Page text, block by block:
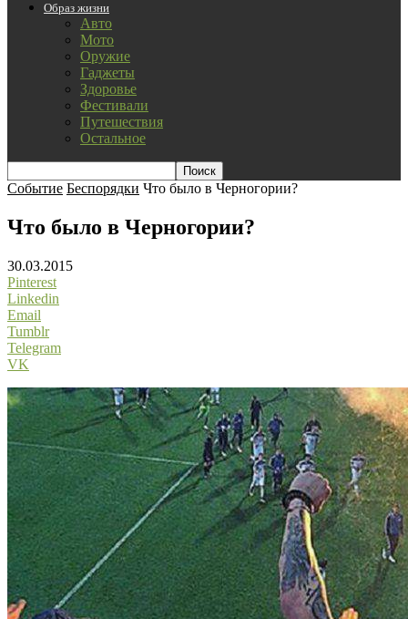
Образ жизни
Авто
Мото
Оружие
Гаджеты
Здоровье
Фестивали
Путешествия
Остальное
Событие Беспорядки Что было в Черногории?
Что было в Черногории?
30.03.2015
Pinterest
Linkedin
Email
Tumblr
Telegram
VK